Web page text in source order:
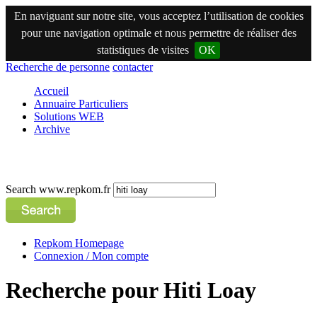
En naviguant sur notre site, vous acceptez l’utilisation de cookies
pour une navigation optimale et nous permettre de réaliser des
statistiques de visites
OK
Recherche de personne contacter
Accueil
Annuaire Particuliers
Solutions WEB
Archive
Search www.repkom.fr
Repkom Homepage
Connexion / Mon compte
Recherche pour Hiti Loay